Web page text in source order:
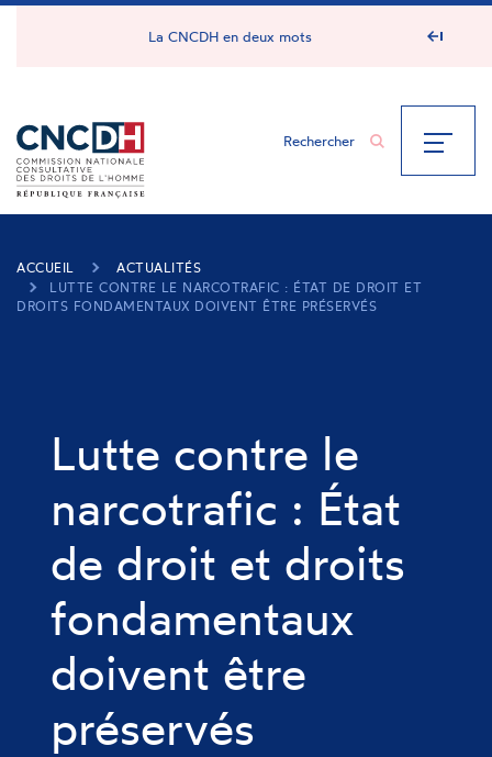
Panneau de gestion des cookies
La CNCDH en deux mots
ACCUEIL
ACTUALITÉS
LUTTE CONTRE LE NARCOTRAFIC : ÉTAT DE DROIT ET
DROITS FONDAMENTAUX DOIVENT ÊTRE PRÉSERVÉS
Lutte contre le
narcotrafic : État
de droit et droits
fondamentaux
doivent être
préservés